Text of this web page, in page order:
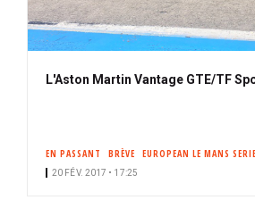
L'Aston Martin Vantage GTE/TF
EN PASSANT BRÈVE EUROPEAN LE MANS
20 FÉV. 2017 • 17:25